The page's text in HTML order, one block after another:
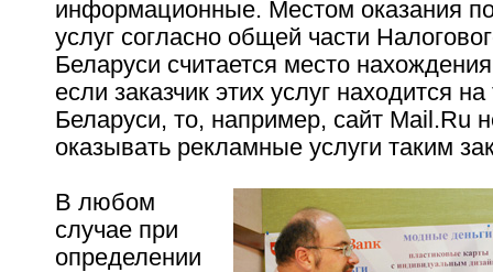
информационные. Местом оказания
услуг согласно общей части
Беларуси считается место
если заказчик этих услуг находится
Беларуси, то, например, сайт Mail.Ru
оказывать рекламные услуги таким
В любом
случае при
определении